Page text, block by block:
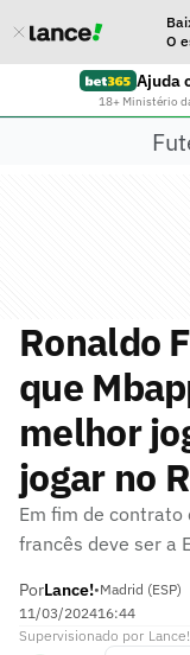
O
Ajuda
18+ Ministério
Ronaldo
que
melhor
jogar no
Em fim de contrato
francês deve ser a
PorLance!•Madrid (ESP)
11/03/202416:44
Supervisionado por Lance!